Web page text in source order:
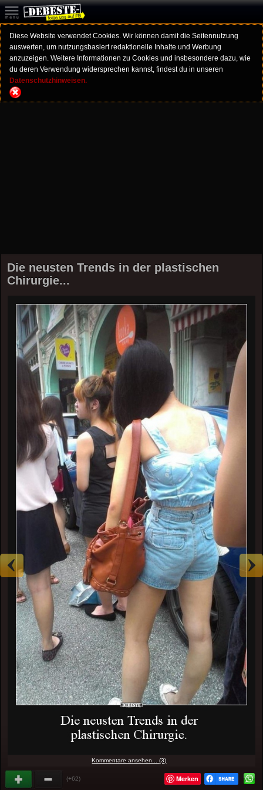
Diese Website verwendet Cookies. Wir können damit die Seitennutzung
auswerten, um nutzungsbasiert redaktionelle Inhalte und Werbung
anzuzeigen. Weitere Informationen zu Cookies und insbesondere dazu, wie
du deren Verwendung widersprechen kannst, findest du in unseren
Datenschutzhinweisen.
Die neusten Trends in der plastischen
Chirurgie...
Kommentare ansehen... (3)
(+62) Merken